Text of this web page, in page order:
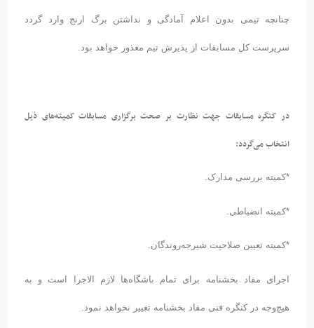
چنانچه تیمی بدون اعلام آمادگی و نداشتن برگ ارنج وارد گردد
سرپرست کل مسابقات از پذیرش تیم معذور خواهد بود.
در کنگره مسابقات جهت نظارت بر صحت برگزاری مسابقات کمیته‌های ذیل
انتخاب می‌گردد:
*کمیته بررسی مدارک.
*کمیته انضباطی.
*کمیته تعیین صلاحیت شیرجه‌روندگان.
اجرای مفاد بخشنامه برای تمام باشگاه‌ها لازم الاجرا است و به
هیچ‌وجه در کنگره فنی مفاد بخشنامه تغییر نخواهد نمود.